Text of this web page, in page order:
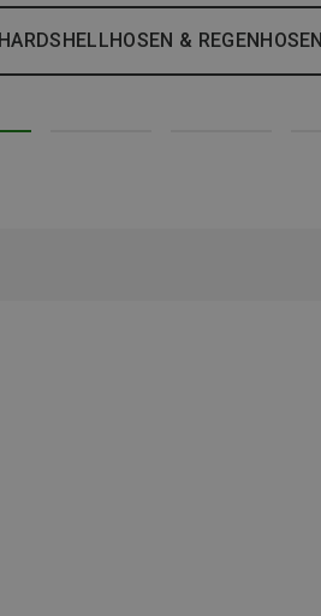
HARDSHELLHOSEN & REGENHOSEN